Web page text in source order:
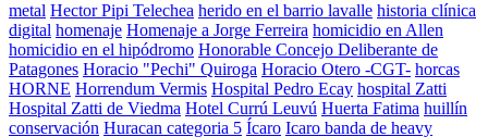
metal Hector Pipi Telechea herido en el barrio lavalle historia clínica
digital homenaje Homenaje a Jorge Ferreira homicidio en Allen
homicidio en el hipódromo Honorable Concejo Deliberante de
Patagones Horacio "Pechi" Quiroga Horacio Otero -CGT- horcas
HORNE Horrendum Vermis Hospital Pedro Ecay hospital Zatti
Hospital Zatti de Viedma Hotel Currú Leuvú Huerta Fatima huillín
conservación Huracan categoria 5 Ícaro Icaro banda de heavy